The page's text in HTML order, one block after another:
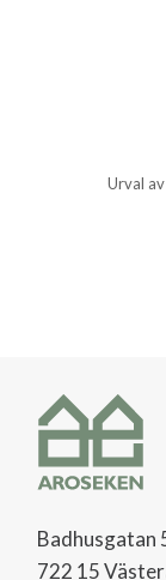
Urval
Badhusgatan
722 15